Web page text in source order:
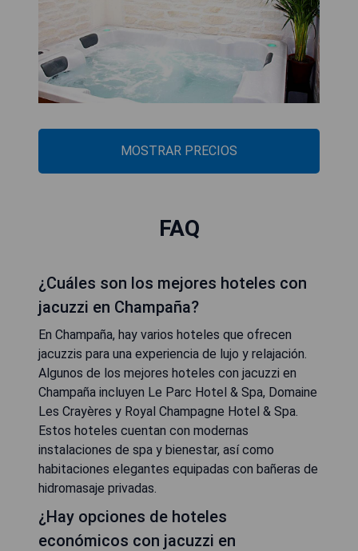
MOSTRAR PRECIOS
FAQ
¿Cuáles son los mejores hoteles con
jacuzzi en Champaña?
En Champaña, hay varios hoteles que ofrecen
jacuzzis para una experiencia de lujo y relajación.
Algunos de los mejores hoteles con jacuzzi en
Champaña incluyen Le Parc Hotel & Spa, Domaine
Les Crayères y Royal Champagne Hotel & Spa.
Estos hoteles cuentan con modernas
instalaciones de spa y bienestar, así como
habitaciones elegantes equipadas con bañeras de
hidromasaje privadas.
¿Hay opciones de hoteles
económicos con jacuzzi en